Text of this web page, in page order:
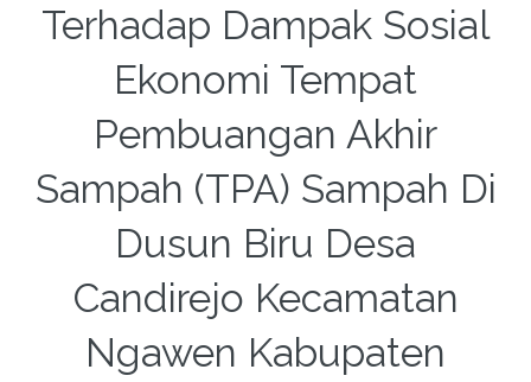
Terhadap Dampak Sosial
Ekonomi Tempat
Pembuangan Akhir
Sampah (TPA) Sampah Di
Dusun Biru Desa
Candirejo Kecamatan
Ngawen Kabupaten